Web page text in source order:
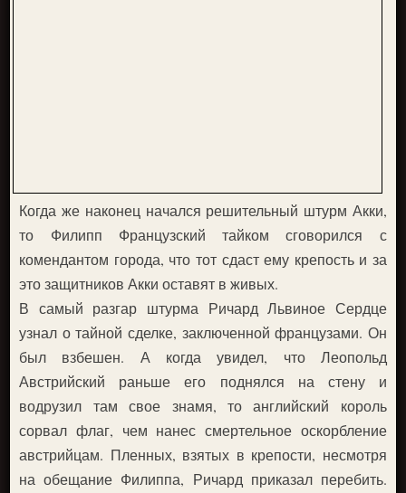
Когда же наконец начался решительный штурм Акки,
то Филипп Французский тайком сговорился с
комендантом города, что тот сдаст ему крепость и за
это защитников Акки оставят в живых.
В самый разгар штурма Ричард Львиное Сердце
узнал о тайной сделке, заключенной французами. Он
был взбешен. А когда увидел, что Леопольд
Австрийский раньше его поднялся на стену и
водрузил там свое знамя, то английский король
сорвал флаг, чем нанес смертельное оскорбление
австрийцам. Пленных, взятых в крепости, несмотря
на обещание Филиппа, Ричард приказал перебить.